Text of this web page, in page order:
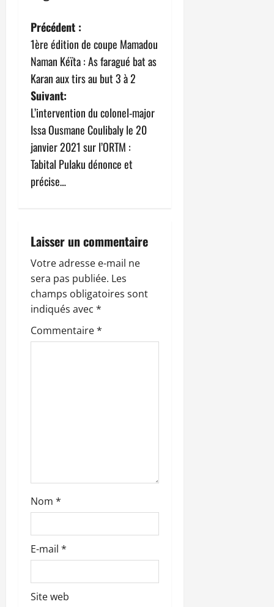
N
a
v
i
g
a
t
o
n
d
’
a
e
Précédent :
1ère édition de coupe Mamadou
Naman Kéïta : As faragué bat as
Karan aux tirs au but 3 à 2
Suivant:
L’intervention du colonel-major
Issa Ousmane Coulibaly le 20
janvier 2021 sur l’ORTM :
Tabital Pulaku dénonce et
précise…
Laisser un commentaire
Votre adresse e-mail ne
sera pas publiée. Les
champs obligatoires sont
indiqués avec *
Commentaire*
Nom *
E-mail *
Site web